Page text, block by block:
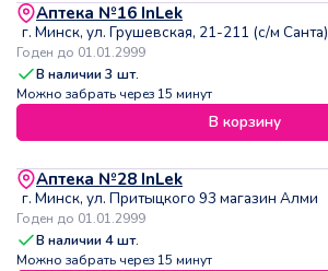
Аптека №16 InLek
г. Минск, ул. Грушевская, 21-211 (с/м Санта)
Годен до 01.01.2999
В наличии3 шт.
Можно забрать через 15 минут
В корзину
Аптека №28 InLek
г. Минск, ул. Притыцкого 93 магазин Алми
Годен до 01.01.2999
В наличии4шт.
Можно забрать через 15 минут